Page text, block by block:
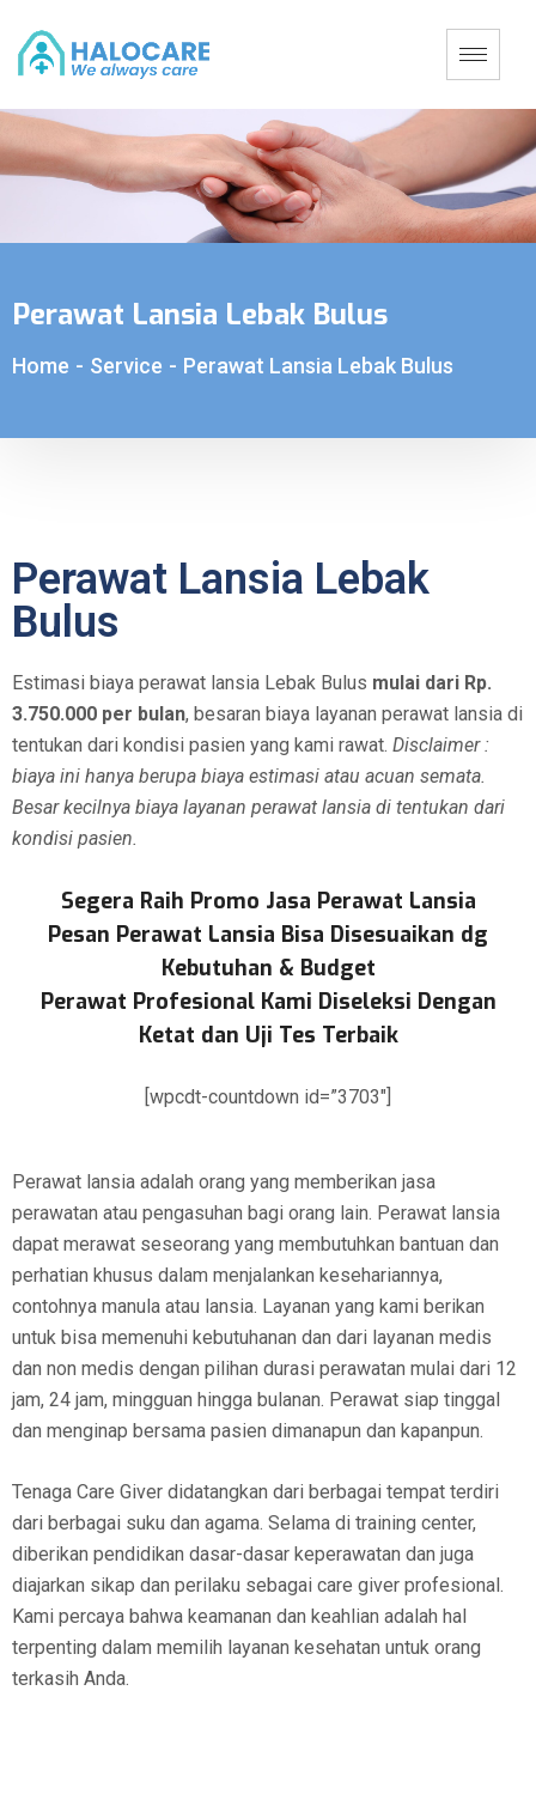
Perawat Lansia Lebak Bulus
Home - Service - Perawat Lansia Lebak Bulus
Perawat Lansia Lebak
Bulus
Estimasi biaya perawat lansia Lebak Bulus mulai dari Rp.
3.750.000 per bulan, besaran biaya layanan perawat lansia di
tentukan dari kondisi pasien yang kami rawat. Disclaimer :
biaya ini hanya berupa biaya estimasi atau acuan semata.
Besar kecilnya biaya layanan perawat lansia di tentukan dari
kondisi pasien.
Segera Raih Promo Jasa Perawat Lansia
Pesan Perawat Lansia Bisa Disesuaikan dg
Kebutuhan & Budget
Perawat Profesional Kami Diseleksi Dengan
Ketat dan Uji Tes Terbaik
[wpcdt-countdown id=”3703″]
Perawat lansia adalah orang yang memberikan jasa
perawatan atau pengasuhan bagi orang lain. Perawat lansia
dapat merawat seseorang yang membutuhkan bantuan dan
perhatian khusus dalam menjalankan kesehariannya,
contohnya manula atau lansia. Layanan yang kami berikan
untuk bisa memenuhi kebutuhanan dan dari layanan medis
dan non medis dengan pilihan durasi perawatan mulai dari 12
jam, 24 jam, mingguan hingga bulanan. Perawat siap tinggal
dan menginap bersama pasien dimanapun dan kapanpun.
Tenaga Care Giver didatangkan dari berbagai tempat terdiri
dari berbagai suku dan agama. Selama di training center,
diberikan pendidikan dasar-dasar keperawatan dan juga
diajarkan sikap dan perilaku sebagai care giver profesional.
Kami percaya bahwa keamanan dan keahlian adalah hal
terpenting dalam memilih layanan kesehatan untuk orang
terkasih Anda.